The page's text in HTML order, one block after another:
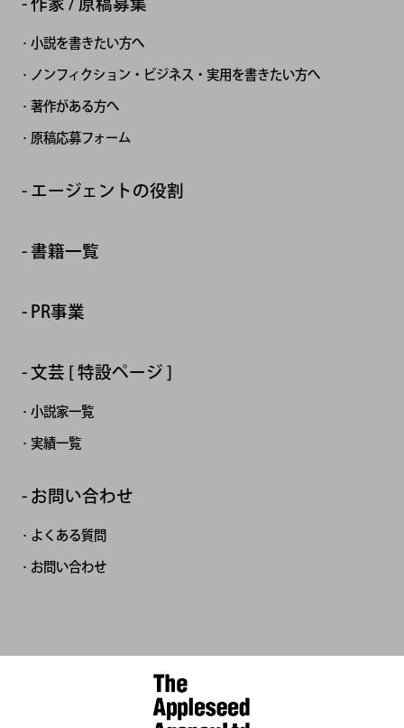
作家 / 原稿募集
小説を書きたい方へ
ノンフィクション・ビジネス・実用を書きたい方へ
著作がある方へ
原稿応募フォーム
エージェントの役割
書籍一覧
PR事業
文芸 [ 特設ページ ]
小説家一覧
実績一覧
お問い合わせ
よくある質問
お問い合わせ